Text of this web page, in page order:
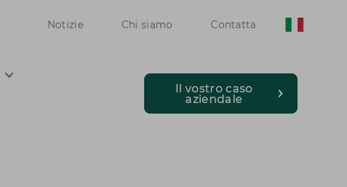
Notizie Chi siamo Contatta
Il vostro caso
aziendale